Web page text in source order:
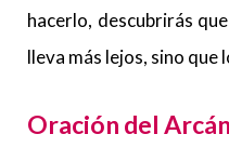
hacerlo, descubrirás
lleva más lejos, sino que
Oración del